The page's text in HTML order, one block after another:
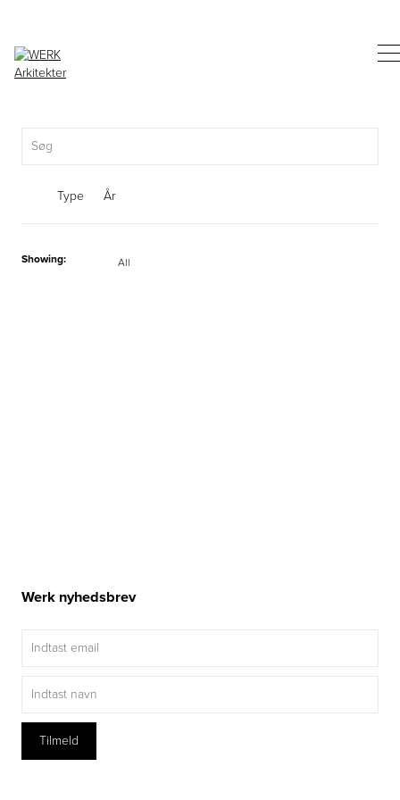
Type År
Showing: All
Werk nyhedsbrev